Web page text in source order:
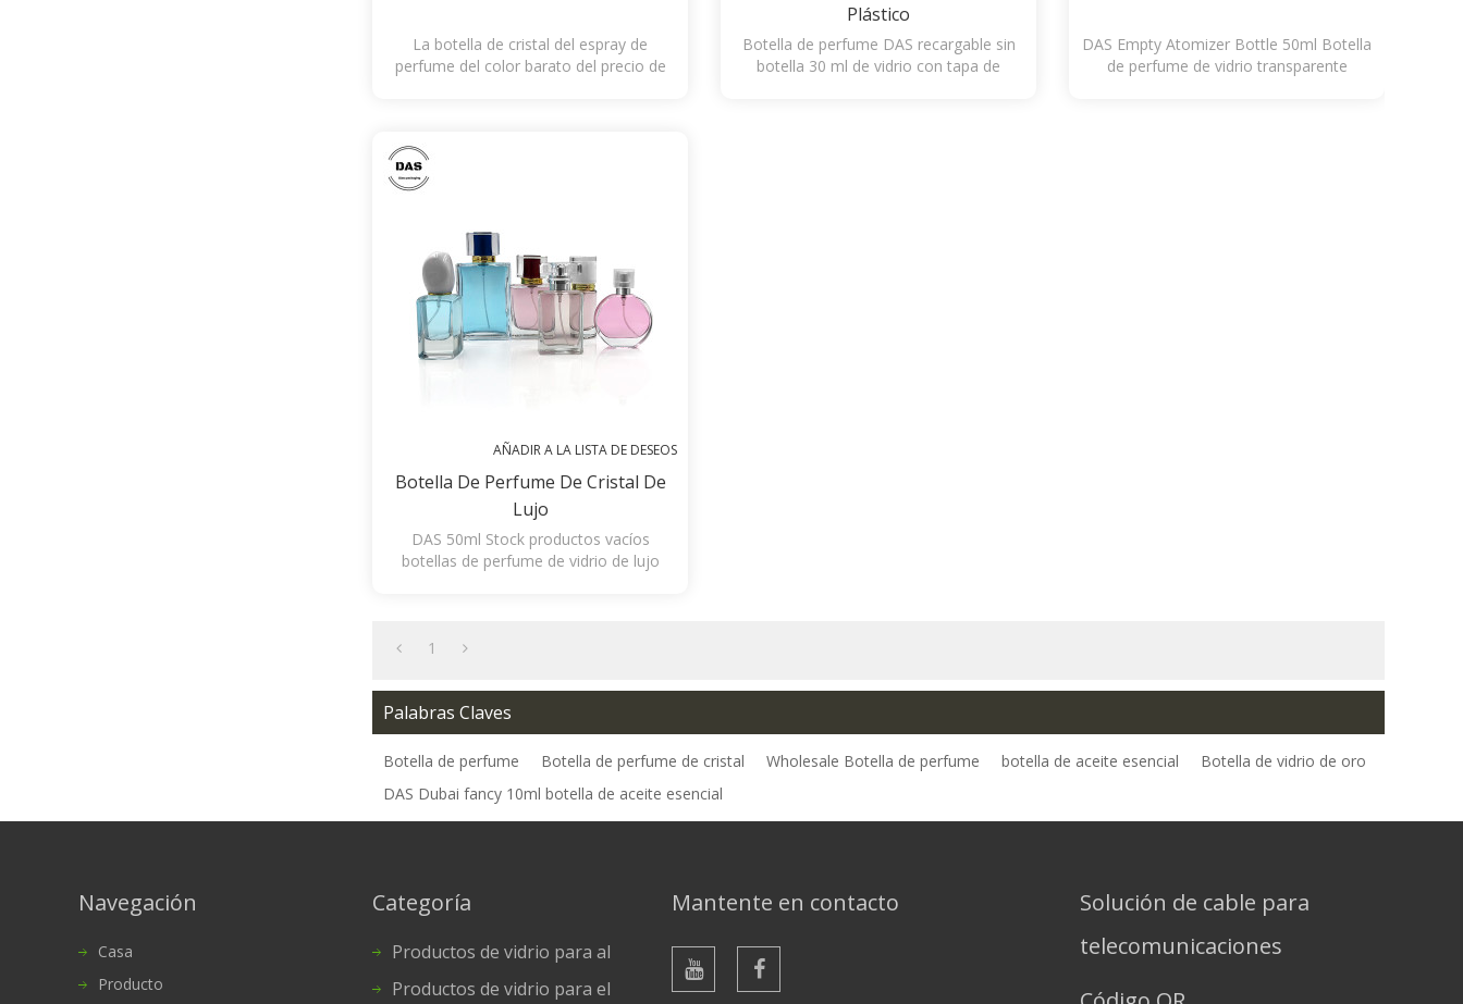
La botella de cristal del espray de
perfume del color barato del precio de
Plástico
Botella de perfume DAS recargable sin
botella 30 ml de vidrio con tapa de
DAS Empty Atomizer Bottle 50ml Botella
de perfume de vidrio transparente
AÑADIR A LA LISTA DE DESEOS
Botella De Perfume De Cristal De
Lujo
DAS 50ml Stock productos vacíos
botellas de perfume de vidrio de lujo
1
Palabras Claves
Botella de perfume Botella de perfume de cristal Wholesale Botella de perfume botella de aceite esencial
Botella de vidrio de oro
DAS Dubai fancy 10ml botella de aceite esencial
Navegación
Casa
Producto
Categoría
Productos de vidrio para alimentos y bebidas
Productos de vidrio para el cuidado personal
Mantente en contacto
Solución de cable para
telecomunicaciones